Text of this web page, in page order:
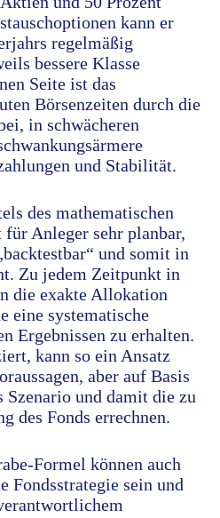
kann er
regelmäßig
bessere Klasse
Seite ist das
Börsenzeiten durch die
in schwächeren
und Stabilität.
des mathematischen
Anleger sehr planbar,
und somit in
Zu jedem Zeitpunkt in
die exakte Allokation
eine systematische
Ergebnissen zu erhalten.
kann so ein Ansatz
aber auf Basis
Szenario und damit die zu
des Fonds errechnen.
Formel können auch
Fondsstrategie sein und